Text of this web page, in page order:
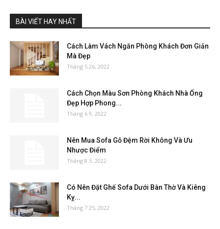
BÀI VIẾT HAY NHẤT
Cách Làm Vách Ngăn Phòng Khách Đơn Giản
Mà Đẹp
Tháng 5 26, 2022
Cách Chọn Màu Sơn Phòng Khách Nhà Ống
Đẹp Hợp Phong...
Tháng 6 9, 2022
Nên Mua Sofa Gỗ Đệm Rời Không Và Ưu
Nhược Điểm
Tháng 8 3, 2022
Có Nên Đặt Ghế Sofa Dưới Bàn Thờ Và Kiêng
Kỵ...
Tháng 7 25, 2022